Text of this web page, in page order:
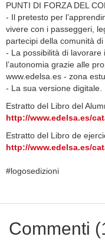
PUNTI DI FORZA DEL
- Il pretesto per
vivere con i passeggeri,
partecipi della comunità
- La possibilità di
l’autonomia grazie alle
www.edelsa.es - zona
- La sua versione digitale.
Estratto del Libro del
http://www.edelsa.es/
Estratto del Libro de
http://www.edelsa.es/
#logosedizioni
Commenti